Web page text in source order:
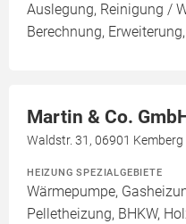
Auslegung, Reinigung /
Berechnung,
Martin & Co.
Waldstr. 31, 06901
HEIZUNG SPEZIALGEBIETE
Wärmepumpe,
Pelletheizung, BHKW,